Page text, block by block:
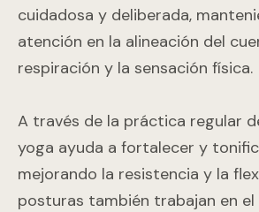
cuidadosa y deliberada,
atención en la alineación del
respiración y la sensación física.
A través de la práctica regular
yoga ayuda a fortalecer y
mejorando la resistencia y la
posturas también trabajan en el